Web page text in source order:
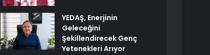
YEDAŞ, Enerjinin
Geleceğini
Şekillendirecek Genç
Yetenekleri Arıyor